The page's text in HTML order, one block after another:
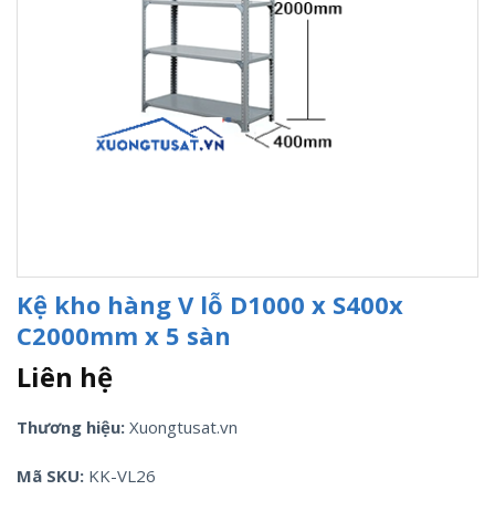
Kệ kho hàng V lỗ D1000 x S400x
C2000mm x 5 sàn
Liên hệ
Thương hiệu: Xuongtusat.vn
Mã SKU: KK-VL26